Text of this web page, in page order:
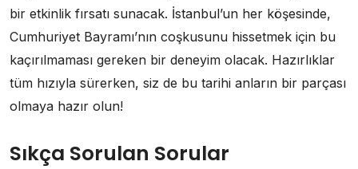
bir etkinlik fırsatı sunacak. İstanbul’un her köşesinde,
Cumhuriyet Bayramı’nın coşkusunu hissetmek için bu
kaçırılmaması gereken bir deneyim olacak. Hazırlıklar
tüm hızıyla sürerken, siz de bu tarihi anların bir parçası
olmaya hazır olun!
Sıkça Sorulan Sorular